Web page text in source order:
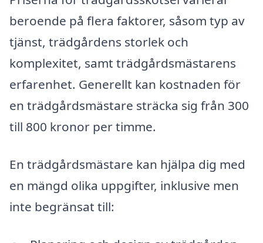
beroende på flera faktorer, såsom typ av
tjänst, trädgårdens storlek och
komplexitet, samt trädgårdsmästarens
erfarenhet. Generellt kan kostnaden för
en trädgårdsmästare sträcka sig från 300
till 800 kronor per timme.
En trädgårdsmästare kan hjälpa dig med
en mängd olika uppgifter, inklusive men
inte begränsat till: